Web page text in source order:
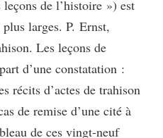
de l’histoire ») est
larges. P. Ernst,
Les leçons de
d’une constatation :
récits d’actes de trahison
de remise d’une cité à
de ces vingt-neuf